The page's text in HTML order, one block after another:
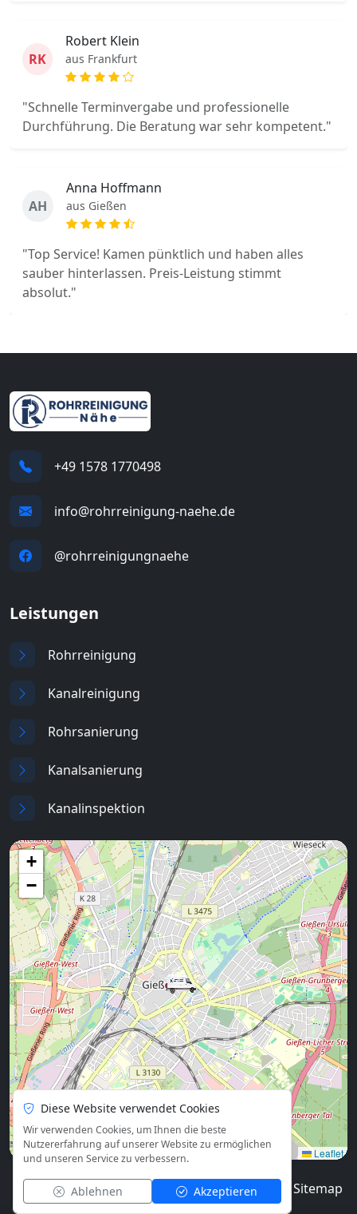
RK
Robert Klein
aus Frankfurt
"Schnelle Terminvergabe und professionelle
Durchführung. Die Beratung war sehr kompetent."
AH
Anna Hoffmann
aus Gießen
"Top Service! Kamen pünktlich und haben alles
sauber hinterlassen. Preis-Leistung stimmt
absolut."
+49 1578 1770498
info@rohrreinigung-naehe.de
@rohrreinigungnaehe
Leistungen
Rohrreinigung
Kanalreinigung
Rohrsanierung
Kanalsanierung
Kanalinspektion
+
−
Leaflet
© 2026 Blog Impressum Datenschutz Sitemap
Diese Website verwendet Cookies
Wir verwenden Cookies, um Ihnen die beste
Nutzererfahrung auf unserer Website zu ermöglichen
und unseren Service zu verbessern.
Ablehnen Akzeptieren